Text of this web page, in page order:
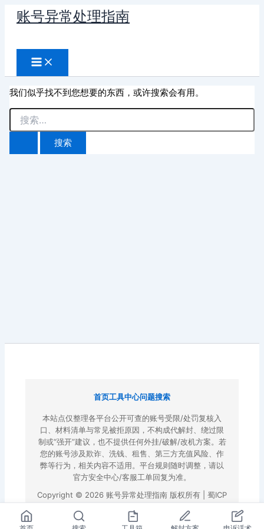
账号异常处理指南
索
我们似乎找不到您想要的东西，或许搜索会有用。
搜
索：
首页工具中心问题搜索
本站点仅整理各平台公开可查的账号受限/处罚复核入
口、材料清单与常见被拒原因，不构成代解封、绕过限
制或“强开”建议，也不提供任何外挂/破解/改机方案。若
您的账号涉及欺诈、洗钱、租售、第三方充值风险、作
弊等行为，相关内容不适用。平台规则随时调整，请以
官方安全中心/客服工单回复为准。
Copyright © 2026 账号异常处理指南 版权所有 | 蜀ICP